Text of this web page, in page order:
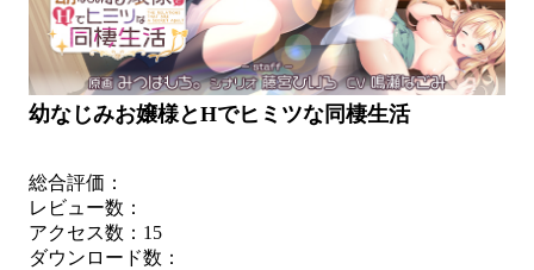
幼なじみお嬢様とHでヒミツな同棲生活
総合評価：
レビュー数：
アクセス数：15
ダウンロード数：